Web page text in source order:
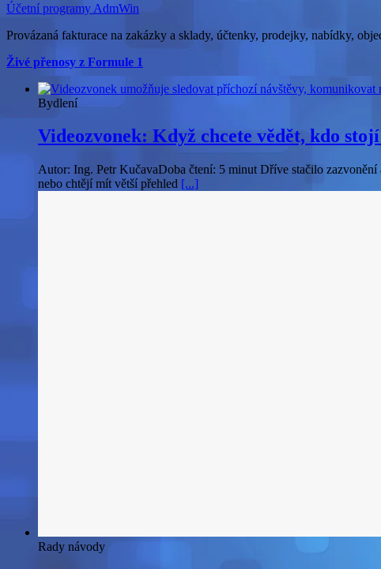
Účetní programy AdmWin
Provázaná fakturace na zakázky a sklady, účtenky, prodejky, nabídky,
Živé přenosy z Formule 1
Bydlení
Videozvonek: Když chcete vědět, kdo
Autor: Ing. Petr KučavaDoba čtení: 5 minut Dříve stačilo
nebo chtějí mít větší přehled [...]
Rady návody